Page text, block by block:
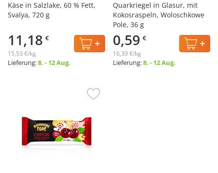
Käse in Salzlake, 60 % Fett,
Svalya, 720 g
11,18 €
15,53 €/kg
Lieferung:8. - 12 Aug.
Quarkriegel in Glasur, mit
Kokosraspeln, Woloschkowe
Pole, 36 g
0,59 €
16,39 €/kg
Lieferung:8. - 12 Aug.